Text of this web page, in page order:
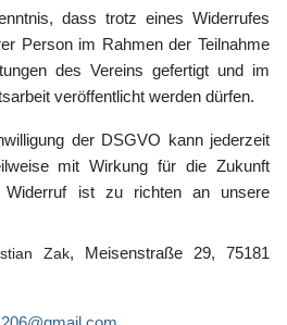
dass trotz eines Widerrufes
Person im Rahmen der Teilnahme
des Vereins gefertigt und im
veröffentlicht werden dürfen.
der DSGVO kann jederzeit
mit Wirkung für die Zukunft
Widerruf ist zu richten an unsere
Zak, Meisenstraße 29, 75181